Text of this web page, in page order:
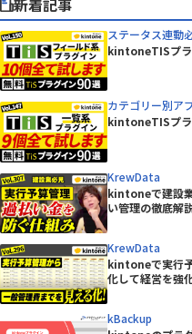
新着記事
ステータス連動
kintoneTISプラ
カテゴリー別ア
kintoneTISプラ
KrewData
kintoneで建設
い管理の徹底解
KrewData
kintoneで実行
化して経営を強
kBackup